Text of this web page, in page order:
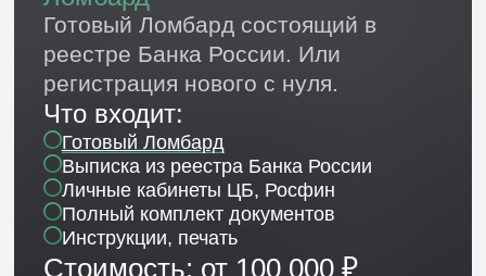
Получитебесплатную
консультацию
финансовой компании
Разберём вашу задачу и подберём
оптимальное решение